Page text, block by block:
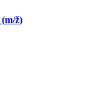
(m/ž)